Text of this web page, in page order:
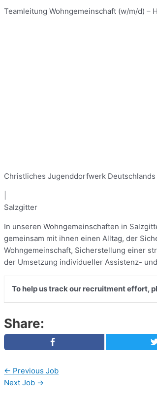
Teamleitung Wohngemeinschaft (w/m/d)
Christliches Jugenddorfwerk
Salzgitter
In unseren Wohngemeinschaften in
gemeinsam mit ihnen einen Alltag, der
Wohngemeinschaft, Sicherstellung einer
der Umsetzung individueller Assistenz-
To help us track our recruitment effort,
Share:
← Previous Job
Next Job →